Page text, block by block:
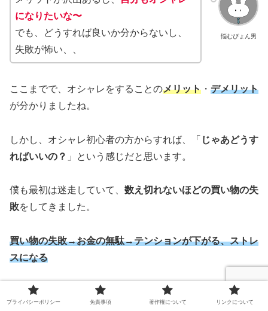
悩むぴょん男
になりたいな〜
でも、どうすれば良いか分からないし、
失敗が怖い、、
ここまでで、オシャレをすることのメリット ・ デメリット
が分かりましたね。
しかし、オシャレ初心者の方からすれば、「 じゃあどうす
ればいいの？ 」という感じだと思います。
僕も最初は迷走していて、 数え切れないほどの買い物の失
敗をしてきました。
買い物の失敗→お金の無駄→テンションが下がる、ストレ
スになる
失敗しては逆効果ですよね？
プライバシーポリシー 免責事項 著作権について リンクについて